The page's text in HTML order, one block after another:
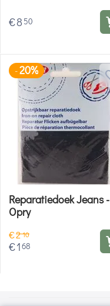
€8 50
-20%
Reparatiedoek Jeans -
Opry
€210
€168